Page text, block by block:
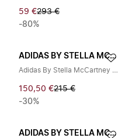
59 €293 €
-80%
ADIDAS BY STELLA MCCARTNEY
Adidas By Stella McCartney Sneakers White
150,50 €215 €
-30%
ADIDAS BY STELLA MCCARTNEY